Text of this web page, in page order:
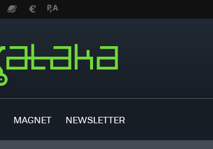
MAGNET NEWSLETTER